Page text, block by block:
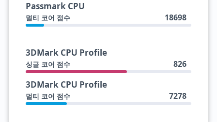
Passmark CPU
멀티 코어 점수 18698
3DMark CPU Profile
싱글 코어 점수 826
3DMark CPU Profile
멀티 코어 점수 7278